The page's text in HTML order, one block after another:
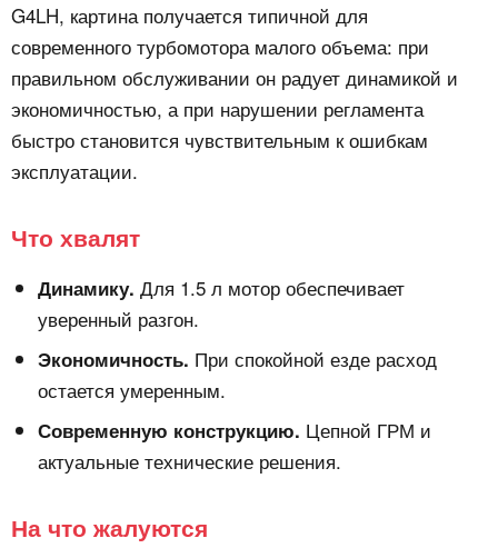
G4LH, картина получается типичной для
современного турбомотора малого объема: при
правильном обслуживании он радует динамикой и
экономичностью, а при нарушении регламента
быстро становится чувствительным к ошибкам
эксплуатации.
Что хвалят
Динамику. Для 1.5 л мотор обеспечивает
уверенный разгон.
Экономичность. При спокойной езде расход
остается умеренным.
Современную конструкцию. Цепной ГРМ и
актуальные технические решения.
На что жалуются